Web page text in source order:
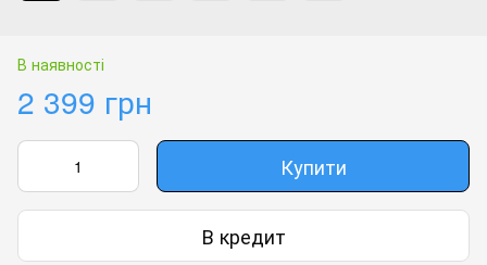
В наявності
2 399 грн
Купити
В кредит